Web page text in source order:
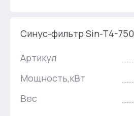
Синус-фильтр Sin-T4-750
Артикул
Мощность,кВт
Вес